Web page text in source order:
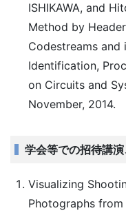
ISHIKAWA, and
Method by
Codestreams
Identification,
on Circuits and
November, 2014.
学会等での招待講演
Visualizing
Photographs from